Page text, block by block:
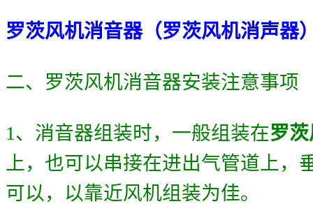
罗茨风机消音器（罗茨风机消声器
二、罗茨风机消音器安装注意事项
1、消音器组装时，一般组装在罗
上，也可以串接在进出气管道上，
可以，以靠近风机组装为佳。